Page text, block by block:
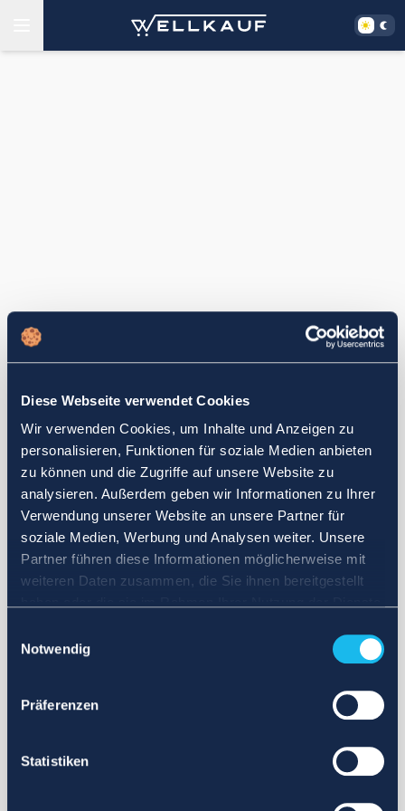
Diese Webseite verwendet Cookies
Wir verwenden Cookies, um Inhalte und Anzeigen zu
personalisieren, Funktionen für soziale Medien anbieten
zu können und die Zugriffe auf unsere Website zu
analysieren. Außerdem geben wir Informationen zu Ihrer
Verwendung unserer Website an unsere Partner für
soziale Medien, Werbung und Analysen weiter. Unsere
Partner führen diese Informationen möglicherweise mit
weiteren Daten zusammen, die Sie ihnen bereitgestellt
Notwendig
Präferenzen
Statistiken